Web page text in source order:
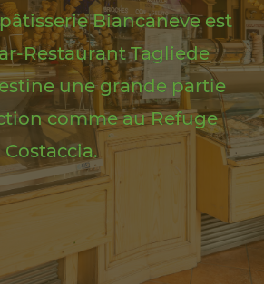
Biancaneve est
Restaurant Tagliede
une grande partie
comme au Refuge
Costaccia.